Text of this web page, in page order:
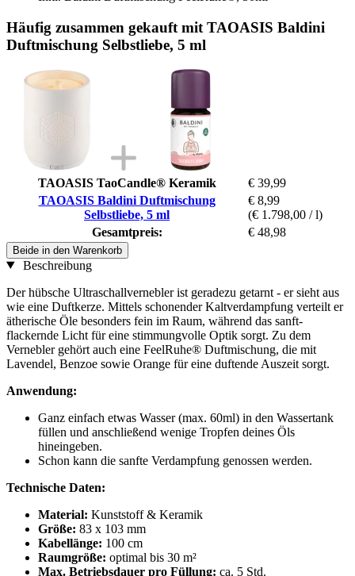
Häufig zusammen gekauft mit TAOASIS Baldini
Duftmischung Selbstliebe, 5 ml
TAOASIS TaoCandle® Keramik
€ 39,99
TAOASIS Baldini Duftmischung
Selbstliebe, 5 ml
€ 8,99
(€ 1.798,00 / l)
Gesamtpreis:
€ 48,98
Beide in den Warenkorb
Beschreibung
Der hübsche Ultraschallvernebler ist geradezu getarnt - er sieht aus
wie eine Duftkerze. Mittels schonender Kaltverdampfung verteilt er
ätherische Öle besonders fein im Raum, während das sanft-
flackernde Licht für eine stimmungvolle Optik sorgt. Zu dem
Vernebler gehört auch eine FeelRuhe® Duftmischung, die mit
Lavendel, Benzoe sowie Orange für eine duftende Auszeit sorgt.
Anwendung:
Ganz einfach etwas Wasser (max. 60ml) in den Wassertank
füllen und anschließend wenige Tropfen deines Öls
hineingeben.
Schon kann die sanfte Verdampfung genossen werden.
Technische Daten:
Material: Kunststoff & Keramik
Größe: 83 x 103 mm
Kabellänge: 100 cm
Raumgröße: optimal bis 30 m²
Max. Betriebsdauer pro Füllung: ca. 5 Std.